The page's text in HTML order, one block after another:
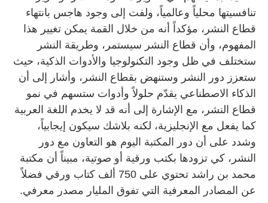
تنافسيتها محلياً وعالمياً، ولفت إلى وجود هاجس بانتهاء
قطاع النشر، مؤكداً أنه من خلال القمة يمكن تغيير هذا
المفهوم، وأن قطاع النشر سيستمر، وطريقة النشر
ستختلف في ظل وجود التكنولوجيا والأدوات الذكية، حيث
ستعزز دور النشر وستنهض بقطاع النشر، وأشار إلى أن
الذكاء الاصطناعي يقدّم حلولاً وأدوات ستسهم في نمو
قطاع النشر، مع الإشارة إلى أنه قد لا يخدم اللغة العربية
كما يفعل مع الإنجليزية، لكنه بلاشك سيكون إيجابياً،
وشدد على أن دور المكتبة اليوم هو التعاون مع دور
النشر، كي تزودها بكتب ورقية أو صوتية، مبيناً أن مكتبة
محمد بن راشد تحتوي على 750 ألف كتاب ورقي فضلاً
عن المصادر المعرفية التي تفوق المليار مصدر معرفي.